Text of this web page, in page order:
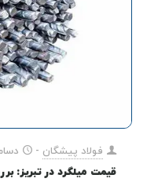
فولاد پیشگان -
دسامبر
قیمت میلگرد در تبریز: